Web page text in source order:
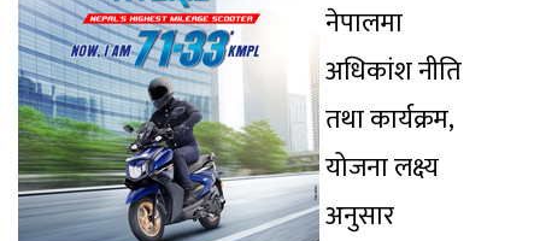
नेपालमा
अधिकांश नीति
तथा कार्यक्रम,
योजना लक्ष्य
अनुसार